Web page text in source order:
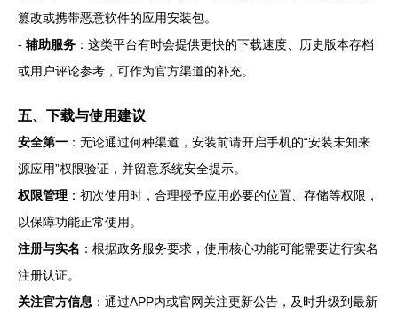
篡改或携带恶意软件的应用安装包。
- 辅助服务 ：这类平台有时会提供更快的下载速度、历史版本存档
或用户评论参考，可作为官方渠道的补充。
五、下载与使用建议
安全第一 ：无论通过何种渠道，安装前请开启手机的“安装未知来
源应用”权限验证，并留意系统安全提示。
权限管理 ：初次使用时，合理授予应用必要的位置、存储等权限，
以保障功能正常使用。
注册与实名 ：根据政务服务要求，使用核心功能可能需要进行实名
注册认证。
关注官方信息 ：通过APP内或官网关注更新公告，及时升级到最新